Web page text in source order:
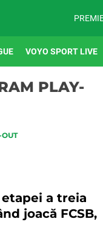
VOYO SPORT LIVE
PLAY-
a treia
joacă FCSB,